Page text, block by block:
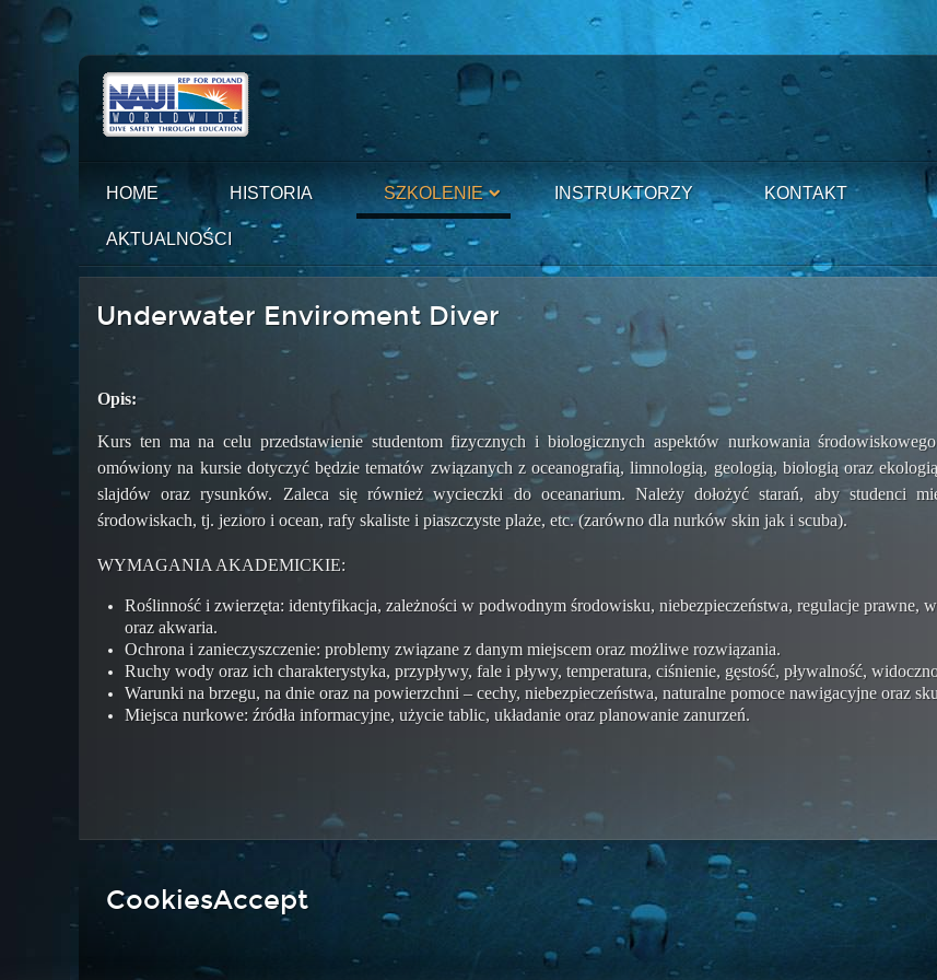
HOME HISTORIA SZKOLENIE INSTRUKTORZY KONTAKT
AKTUALNOŚCI
Underwater Enviroment Diver
Opis:
Kurs ten ma na celu przedstawienie studentom fizycznych i biologicznych aspektów nurkowania
omówiony na kursie dotyczyć będzie tematów związanych z oceanografią, limnologią, geologią, biologią oraz
slajdów oraz rysunków. Zaleca się również wycieczki do oceanarium. Należy dołożyć starań, aby studenci
środowiskach, tj. jezioro i ocean, rafy skaliste i piaszczyste plaże, etc. (zarówno dla nurków skin jak i scuba).
WYMAGANIA AKADEMICKIE:
Roślinność i zwierzęta: identyfikacja, zależności w podwodnym środowisku, niebezpieczeństwa, regulacje prawne,
oraz akwaria.
Ochrona i zanieczyszczenie: problemy związane z danym miejscem oraz możliwe rozwiązania.
Ruchy wody oraz ich charakterystyka, przypływy, fale i pływy, temperatura, ciśnienie, gęstość, pływalność,
Warunki na brzegu, na dnie oraz na powierzchni – cechy, niebezpieczeństwa, naturalne pomoce nawigacyjne oraz
Miejsca nurkowe: źródła informacyjne, użycie tablic, układanie oraz planowanie zanurzeń.
CookiesAccept